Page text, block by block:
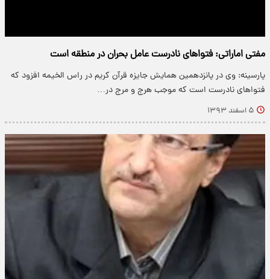
مفتی اماراتی: فتواهای نادرست عامل بحران در منطقه است
پارسینه: وی در پانزدهمین همایش جایزه قرآن کریم در راس الخیمه افزود که
فتواهای نادرست است که موجب هرج و مرج در…
۵ اسفند ۱۳۹۳